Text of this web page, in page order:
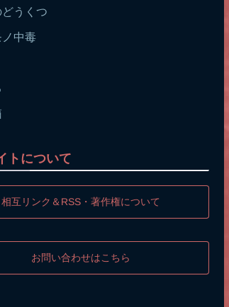
うくつ
ノ中毒
トについて
相互リンク＆RSS・著作権について
お問い合わせはこちら